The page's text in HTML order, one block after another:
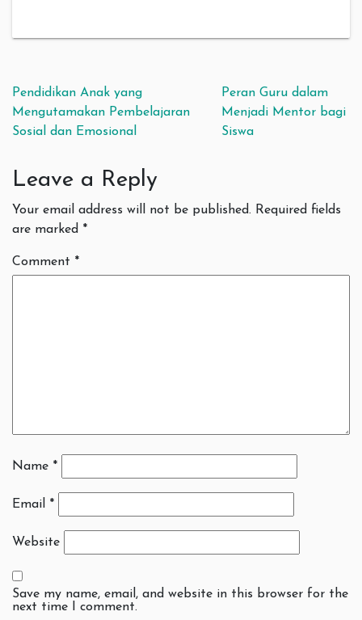
Post navigation
Pendidikan Anak yang
Mengutamakan Pembelajaran
Sosial dan Emosional
Peran Guru dalam
Menjadi Mentor bagi
Siswa
Leave a Reply
Your email address will not be published. Required fields
are marked *
Comment *
Name *
Email *
Website
Save my name, email, and website in this browser for the
next time I comment.